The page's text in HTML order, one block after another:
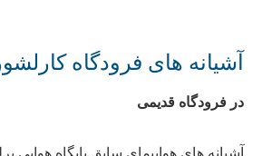
آشیانه های فرودگاه
در فرودگاه قدیمی